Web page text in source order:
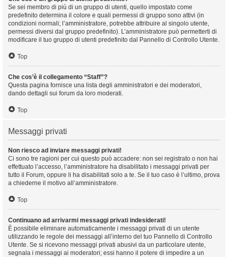
Se sei membro di più di un gruppo di utenti, quello impostato come
predefinito determina il colore e quali permessi di gruppo sono attivi (in
condizioni normali; l’amministratore, potrebbe attribuire al singolo utente,
permessi diversi dal gruppo predefinito). L’amministratore può permetterti di
modificare il tuo gruppo di utenti predefinito dal Pannello di Controllo Utente.
Top
Che cos’è il collegamento “Staff”?
Questa pagina fornisce una lista degli amministratori e dei moderatori,
dando dettagli sui forum da loro moderati.
Top
Messaggi privati
Non riesco ad inviare messaggi privati!
Ci sono tre ragioni per cui questo può accadere: non sei registrato o non hai
effettuato l’accesso, l’amministratore ha disabilitato i messaggi privati per
tutto il Forum, oppure li ha disabilitati solo a te. Se il tuo caso è l’ultimo, prova
a chiederne il motivo all’amministratore.
Top
Continuano ad arrivarmi messaggi privati indesiderati!
È possibile eliminare automaticamente i messaggi privati ​​di un utente
utilizzando le regole dei messaggi all’interno del tuo Pannello di Controllo
Utente. Se si ricevono messaggi privati ​​abusivi da un particolare utente,
segnala i messaggi ai moderatori; essi hanno il potere di impedire a un